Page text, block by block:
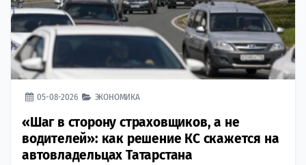
05-08-2026 ЭКОНОМИКА
«Шаг в сторону страховщиков, а не
водителей»: как решение КС скажется на
автовладельцах Татарстана